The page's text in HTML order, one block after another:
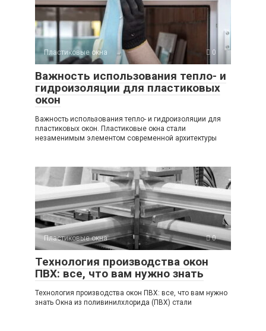
Пластиковые окна 0
Важность использования тепло- и
гидроизоляции для пластиковых
окон
Важность использования тепло- и гидроизоляции для
пластиковых окон. Пластиковые окна стали
незаменимым элементом современной архитектуры
Пластиковые окна 0
Технология производства окон
ПВХ: все, что вам нужно знать
Технология производства окон ПВХ: все, что вам нужно
знать Окна из поливинилхлорида (ПВХ) стали